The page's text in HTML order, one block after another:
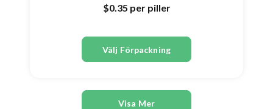
$0.35 per piller
Välj Förpackning
Visa Mer